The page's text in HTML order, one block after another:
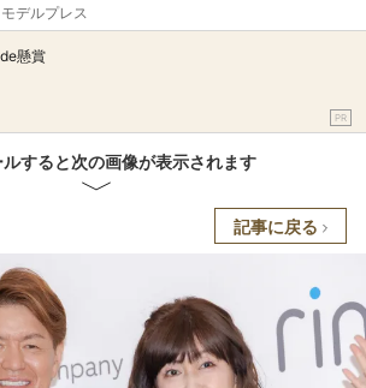
デルプレス
懸賞
PR
すると次の画像が表示されます
記事に戻る